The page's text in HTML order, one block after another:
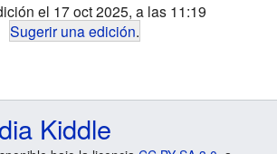
el 17 oct 2025, a las 11:19
Sugerir una edición.
Kiddle